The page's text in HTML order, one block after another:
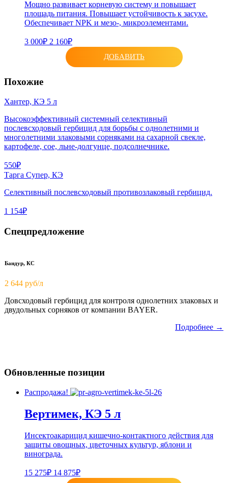
Мощно развивает корневую систему и повышает
площадь питания. Повышает устойчивость к засухе.
Обеспечивает NPK и мезо-, микроэлементами.
3 000₽ 2 160₽
ДОБАВИТЬ
Похожие
Хантер, КЭ 5 л
Высокоэффективный системный селективный
послевсходовый гербицид для борьбы с однолетними и
многолетними злаковыми сорняками на сахарной свекле,
картофеле, сое, льне-долгунце, подсолнечнике.
550₽
Тарга Супер, КЭ
Селективный послевсходовый противозлаковый гербицид.
1 154₽
Спецпредложение
Бандур, КС
2 644 руб/л
Довсходовый гербицид для контроля однолетних злаковых и
двудольных сорняков от компании BAYER.
Подробнее →
Обновленные позиции
Распродажа!
Вертимек, КЭ 5 л
Инсектоакарицид кишечно-контактного действия для
защиты овощных, цветочных культур, яблони и
винограда.
15 275₽ 14 875₽